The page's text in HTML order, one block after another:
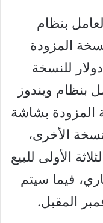
بنظام
دولارا للنسخة المزودة
بشاشة ثماني بوصات، و300 دولار للنسخة
بنظام ويندوز
للنسخة المزودة بشاشة
دولارا للنسخة الأخرى،
الأولى للبيع
فيما سيتم
المقبل.